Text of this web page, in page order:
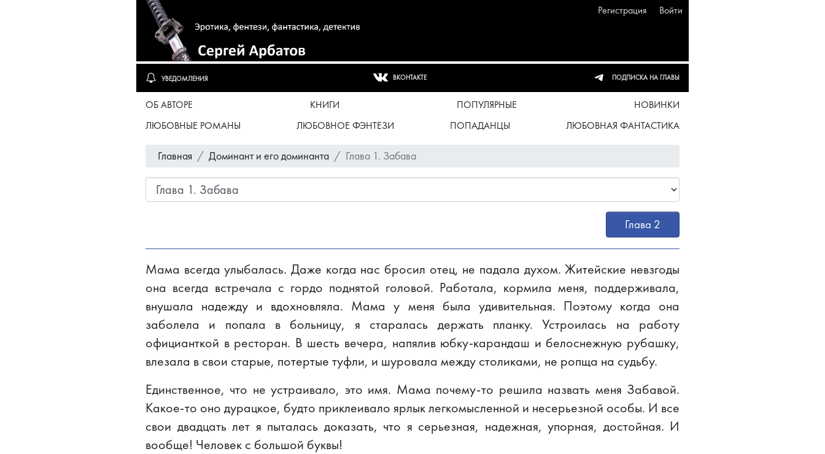
Регистрация Войти
УВЕДОМЛЕНИЯ ВКОНТАКТЕ ПОДПИСКА НА ГЛАВЫ
ОБ АВТОРЕ КНИГИ ПОПУЛЯРНЫЕ
НОВИНКИ
ЛЮБОВНЫЕ РОМАНЫ
ЛЮБОВНОЕ ФЭНТЕЗИ ПОПАДАНЦЫ ЛЮБОВНАЯ ФАНТАСТИКА
Главная Доминант и его доминанта Глава 1. Забава
Глава 2
Мама всегда улыбалась. Даже когда нас бросил отец, не падала духом. Житейские невзгоды
она всегда встречала с гордо поднятой головой. Работала, кормила меня, поддерживала,
внушала надежду и вдохновляла. Мама у меня была удивительная. Поэтому когда она
заболела и попала в больницу, я старалась держать планку. Устроилась на работу
официанткой в ресторан. В шесть вечера, напялив юбку-карандаш и белоснежную рубашку,
влезала в свои старые, потертые туфли, и шуровала между столиками, не ропща на судьбу.
Единственное, что не устраивало, это имя. Мама почему-то решила назвать меня Забавой.
Какое-то оно дурацкое, будто приклеивало ярлык легкомысленной и несерьезной особы. И все
свои двадцать лет я пыталась доказать, что я серьезная, надежная, упорная, достойная. И
вообще! Человек с большой буквы!